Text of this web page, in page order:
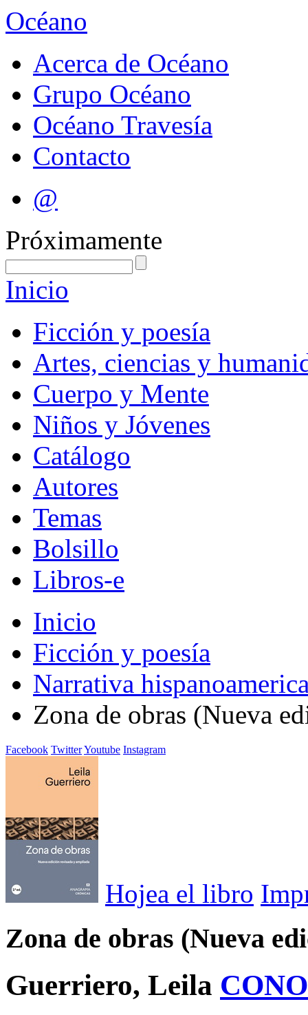
Océano
Acerca de Océano
Grupo Océano
Océano Travesía
Contacto
@
Próximamente
Inicio
Ficción y poesía
Artes, ciencias y
Cuerpo y Mente
Niños y Jóvenes
Catálogo
Autores
Temas
Bolsillo
Libros-e
Inicio
Ficción y poesía
Narrativa
Zona de obras (Nueva
Facebook TwitterYoutube Instagram
Hojea el libro
Zona de obras (Nueva
Guerriero, Leila